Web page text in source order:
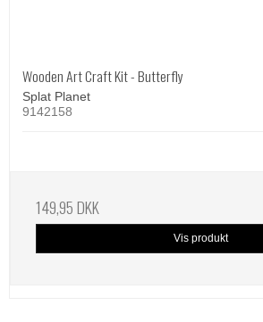
Wooden Art Craft Kit - Butterfly
Splat Planet
9142158
149,95 DKK
Vis produkt